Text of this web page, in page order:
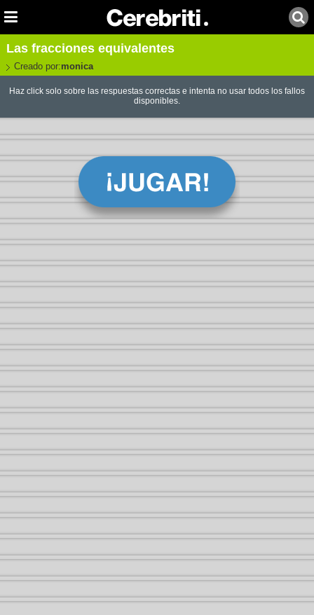
Las fracciones equivalentes
Creado por:monica
Haz click solo sobre las respuestas correctas e intenta no usar todos los fallos
disponibles.